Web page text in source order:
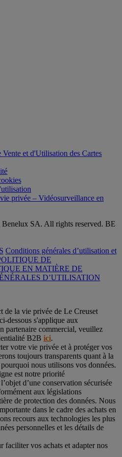
et d'Utilisation des Cartes
privée – Vidéosurveillance en
SA. All rights reserved. BE
Conditions générales d’utilisation et
DE
EN MATIÈRE DE
D’UTILISATION
de la vie privée de Le Creuset
dessous s'applique aux
partenaire commercial, veuillez
B2B ici.
votre vie privée et à protéger vos
toujours transparents quant à la
nous utilisons vos données.
est notre priorité
d’une conservation sécurisée
aux législations
de protection des données. Nous
dans le cadre des achats en
recours aux technologies les plus
personnelles et les détails de
faciliter vos achats et adapter nos